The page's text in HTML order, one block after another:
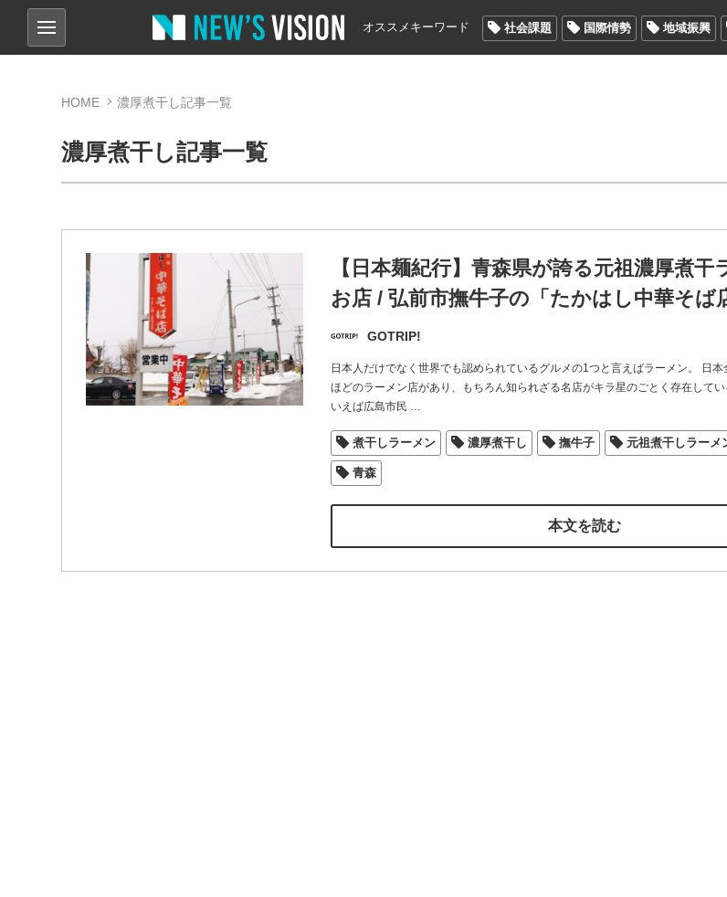
オススメキーワード 社会課題 国際情勢 地域振興
HOME 濃厚煮干し記事一覧
濃厚煮干し記事一覧
【日本麺紀行】青森県が誇る元祖濃厚煮干
お店 / 弘前市撫牛子の「たかはし中華そば
GOTRIP!
日本人だけでなく世界でも認められているグルメの1つと言えばラーメン。 日
ほどのラーメン店があり、もちろん知られざる名店がキラ星のごとく存在して
いえば広島市民 …
煮干しラーメン 濃厚煮干し 撫牛子 元祖煮干しラーメ
青森
本文を読む